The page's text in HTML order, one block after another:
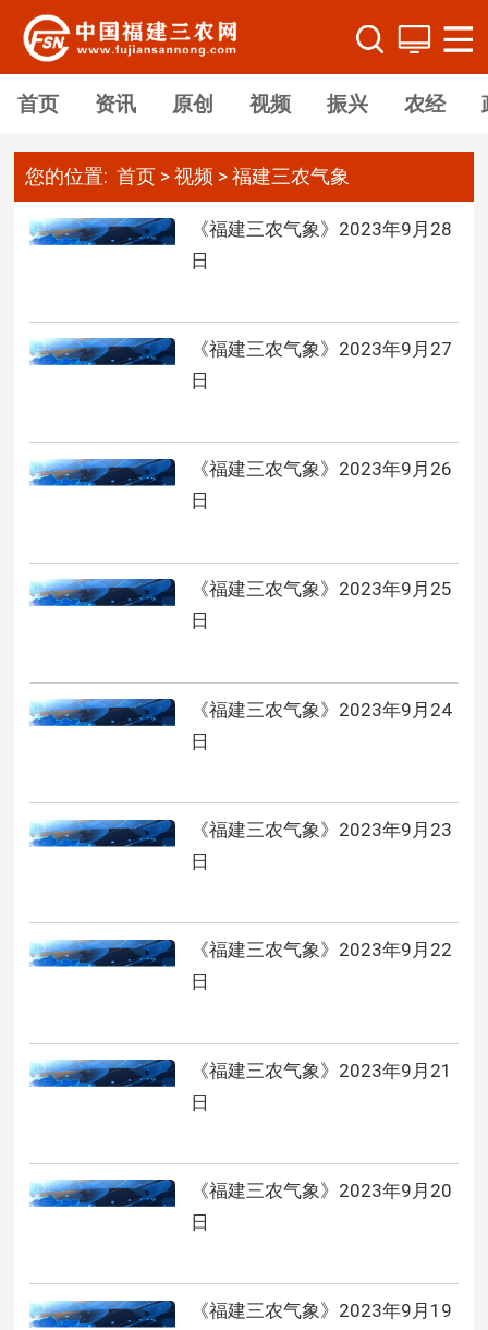
首页 资讯 原创 视频 振兴 农经
您的位置:首页 >视频 >福建三农气象
《福建三农气象》2023年9月28
日
《福建三农气象》2023年9月27
日
《福建三农气象》2023年9月26
日
《福建三农气象》2023年9月25
日
《福建三农气象》2023年9月24
日
《福建三农气象》2023年9月23
日
《福建三农气象》2023年9月22
日
《福建三农气象》2023年9月21
日
《福建三农气象》2023年9月20
日
《福建三农气象》2023年9月19